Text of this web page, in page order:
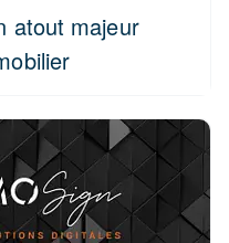
atout majeur